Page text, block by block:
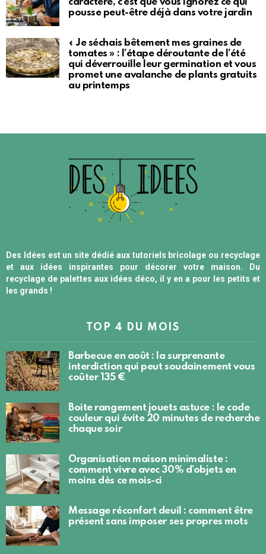
caractère, c’est que vous ignorez ce qui
pousse peut-être déjà dans votre jardin
« Je séchais bêtement mes graines de
tomates » : l’étape déroutante de l’été
qui déverrouille leur germination et vous
promet une avalanche de plants gratuits
au printemps
Des Idées est un site dédié aux tutoriels bricolage ou recyclage
et aux idées inspirantes pour décorer votre maison. Du
recyclage de palettes aux idées déco, il y en a pour les petits et
les grands !
TOP 4 DU MOIS
Barbecue en août : la surprenante
interdiction qui peut soudainement vous
coûter 135 €
Boite rangement jouets astuce : le code
couleur qui évite 20 minutes de recherche
chaque soir
Organisation maison minimaliste :
comment vivre avec 30% d’objets en
moins dès ce mois-ci
Message réconfort deuil : comment être
présent sans imposer ses propres mots